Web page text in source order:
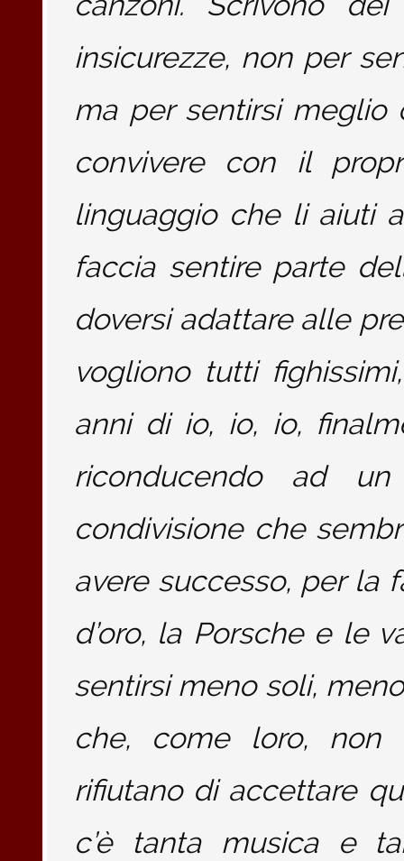
insicurezze, non per
ma per sentirsi meglio
convivere con il
linguaggio che li aiuti
faccia sentire parte
doversi adattare alle
vogliono tutti
anni di io, io, io,
riconducendo ad
condivisione che
avere successo, per la
d’oro, la Porsche e le
sentirsi meno soli,
che, come loro, non
rifiutano di accettare
c’è tanta musica e